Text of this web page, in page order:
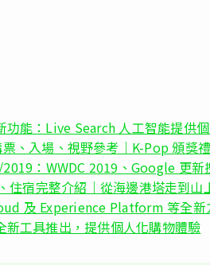
能：Live Search 人工智能提供
、入場、視野參考｜K-Pop 頒獎
：WWDC 2019、Google 更
住宿完整介紹｜從海邊港塔走到山
及 Experience Platform 等全新
工具推出，提供個人化購物體驗